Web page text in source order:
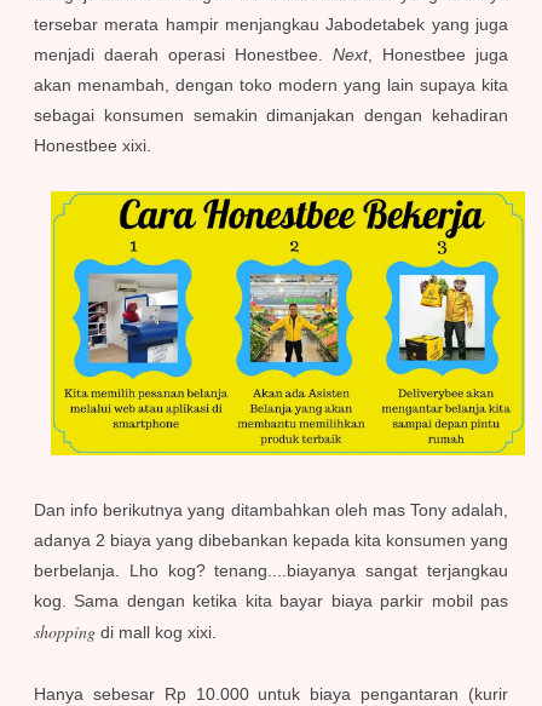
tersebar merata hampir menjangkau Jabodetabek yang juga
menjadi daerah operasi Honestbee. Next, Honestbee juga
akan menambah, dengan toko modern yang lain supaya kita
sebagai konsumen semakin dimanjakan dengan kehadiran
Honestbee xixi.
Dan info berikutnya yang ditambahkan oleh mas Tony adalah,
adanya 2 biaya yang dibebankan kepada kita konsumen yang
berbelanja. Lho kog? tenang....biayanya sangat terjangkau
kog. Sama dengan ketika kita bayar biaya parkir mobil pas
shopping di mall kog xixi.
Hanya sebesar Rp 10.000 untuk biaya pengantaran (kurir